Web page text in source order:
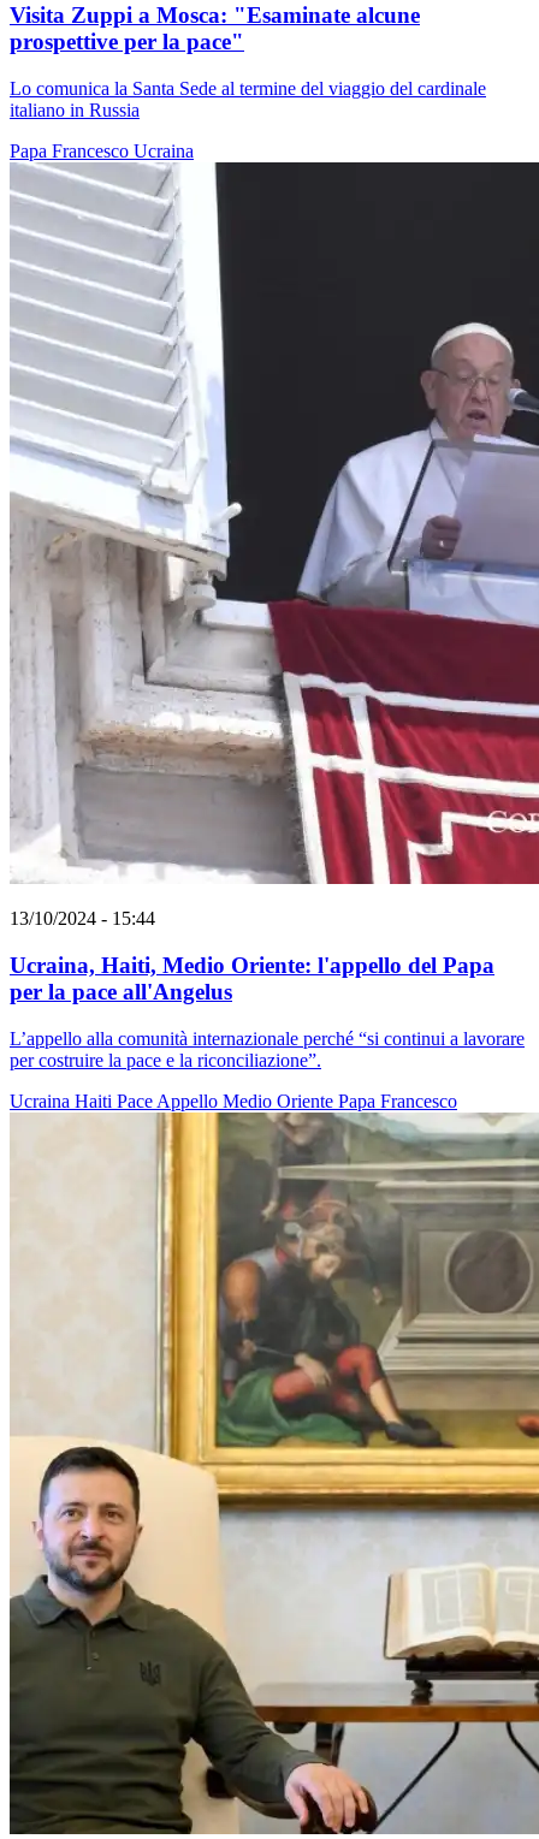
Visita Zuppi a Mosca: "Esaminate alcune
prospettive per la pace"
Lo comunica la Santa Sede al termine del viaggio del cardinale
italiano in Russia
Papa Francesco Ucraina
13/10/2024 - 15:44
Ucraina, Haiti, Medio Oriente: l'appello del Papa
per la pace all'Angelus
L’appello alla comunità internazionale perché “si continui a lavorare
per costruire la pace e la riconciliazione”.
Ucraina Haiti Pace Appello Medio Oriente Papa Francesco